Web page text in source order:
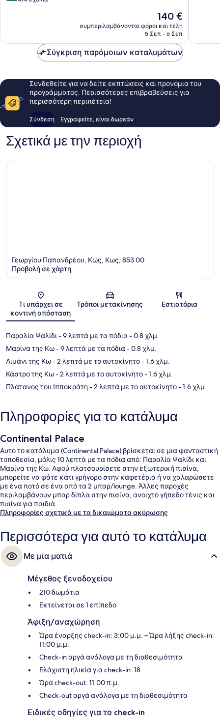
σχόλια
Η
τιμή
είναι
140 €
συμπεριλαμβάνονται φόροι και τέλη
5 Σεπ - 6 Σεπ
Σύγκριση παρόμοιων καταλυμάτων
Συνδεθείτε για να δείτε εκπτώσεις και προνόμια του
προγράμματος. Περισσότερες επιβραβεύσεις για
περισσότερη περιπέτεια!
Σύνδεση Εγγραφείτε, είναι δωρεάν
Σχετικά με την περιοχή
Χάρτης
Γεωργίου Παπανδρέου, Κως, Κως, 853 00
Προβολή σε χάρτη
Τι υπάρχει σε
κοντινή απόσταση
Τρόποι μετακίνησης Εστιατόρια
Παραλία Ψαλίδι- 9 λεπτά με τα πόδια- 0.8 χλμ.
Μαρίνα της Κω- 9 λεπτά με τα πόδια- 0.8 χλμ.
Λιμάνι της Κω- 2 λεπτά με το αυτοκίνητο- 1.6 χλμ.
Κάστρο της Κω- 2 λεπτά με το αυτοκίνητο- 1.6 χλμ.
Πλάτανος του Ιπποκράτη- 2 λεπτά με το αυτοκίνητο- 1.6 χλμ.
Πληροφορίες για το κατάλυμα
Continental Palace
Αυτό το κατάλυμα (Continental Palace) βρίσκεται σε μια φανταστική
τοποθεσία, μόλις 10 λεπτά με τα πόδια από: Παραλία Ψαλίδι και
Μαρίνα της Κω. Αφού πλατσουρίσετε στην εξωτερική πισίνα,
μπορείτε να φάτε κάτι γρήγορο στην καφετέρια ή να χαλαρώσετε
με ένα ποτό σε ένα από τα 2 μπαρ/lounge. Άλλες παροχές
περιλαμβάνουν μπαρ δίπλα στην πισίνα, ανοιχτό γήπεδο τένις και
πισίνα για παιδιά.
Πληροφορίες σχετικά με τα δικαιώματα ακύρωσης
Περισσότερα για αυτό το κατάλυμα
Με μια ματιά
Μέγεθος ξενοδοχείου
210 δωμάτια
Εκτείνεται σε 1 επίπεδο
Άφιξη/αναχώρηση
Ώρα έναρξης check-in: 3:00 μ.μ. – Ώρα λήξης check-in:
11:00 μ.μ.
Check-in αργά ανάλογα με τη διαθεσιμότητα
Ελάχιστη ηλικία για check-in: 18
Ώρα check-out: 11:00 π.μ.
Check-out αργά ανάλογα με τη διαθεσιμότητα
Ειδικές οδηγίες για το check-in